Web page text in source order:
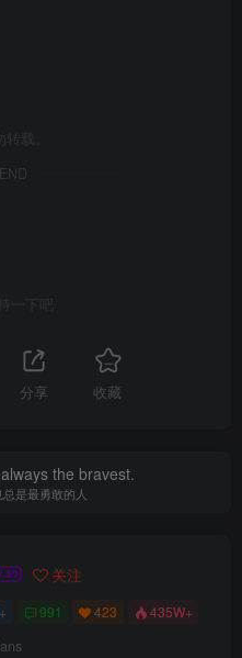
载。
一下吧
分享 收藏
the bravest.
是最勇敢的人
关注
991 423 435W+